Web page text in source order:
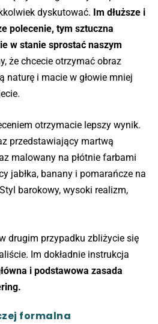
dyskutować. Im dłuższe i
polecenie, tym sztuczna
w stanie sprostać naszym
że chcecie otrzymać obraz
naturę i macie w głowie mniej
otrzymacie lepszy wynik.
przedstawiający martwą
malowany na płótnie farbami
jabłka, banany i pomarańcze na
barokowy, wysoki realizm,
drugim przypadku zbliżycie się
Im dokładnie instrukcja
i podstawowa zasada
formalna